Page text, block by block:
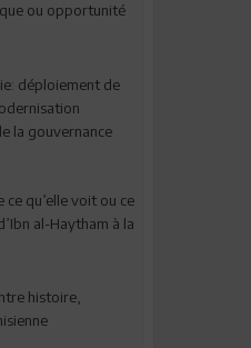
ou opportunité
déploiement de
la gouvernance
qu’elle voit ou ce
al-Haytham à la
histoire,